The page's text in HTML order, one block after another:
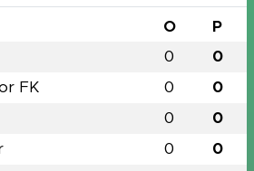
O P
0 0
FK 0 0
0 0
0 0